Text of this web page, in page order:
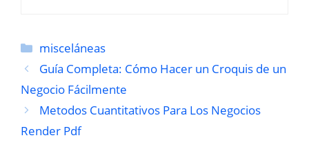
Categorías
misceláneas
Guía Completa: Cómo Hacer un Croquis de un
Negocio Fácilmente
Metodos Cuantitativos Para Los Negocios
Render Pdf